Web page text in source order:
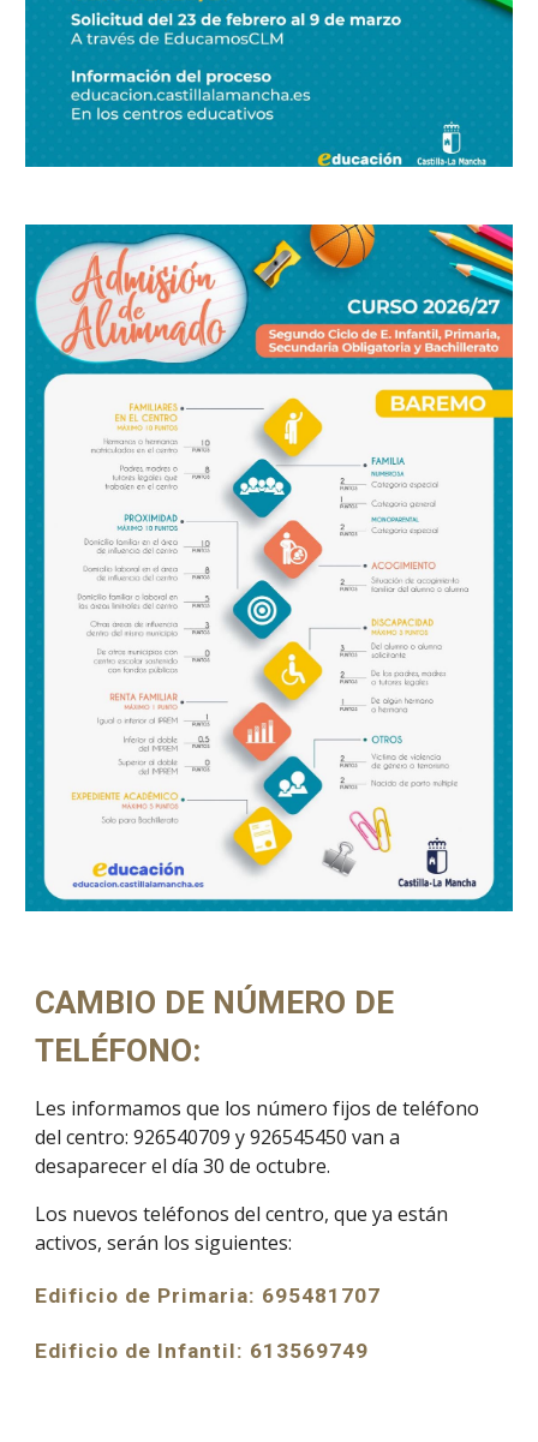
CAMBIO DE NÚMERO DE
TELÉFONO:
Les informamos que los número fijos de teléfono
del centro: 926540709 y 926545450 van a
desaparecer el día 30 de octubre.
Los nuevos teléfonosdel centro, que ya están
activos, serán los siguientes:
Edificio de Primaria: 695481707
Edificio de Infantil: 613569749